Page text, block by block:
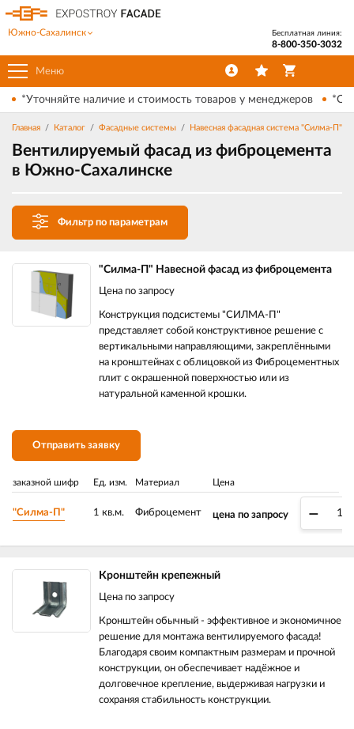
Меню
Южно-Сахалинск Бесплатная линия:
8-800-350-3032
*Уточняйте наличие и стоимость товаров у менеджеров
Главная Каталог Фасадные системы Навесная фасадная система "Силма-П"
Вентилируемый фасад из фиброцемента
в Южно-Сахалинске
Фильтр по параметрам
"Силма-П" Навесной фасад из фиброцемента
Цена по запросу
Конструкция подсистемы "СИЛМА-П"
представляет собой конструктивное решение с
вертикальными направляющими, закреплёнными
на кронштейнах с облицовкой из Фиброцементных
плит с окрашенной поверхностью или из
натуральной каменной крошки.
Отправить заявку
заказной шифр Ед. изм. Материал Цена
"Силма-П" 1 кв.м. Фиброцемент цена по запросу –
Кронштейн крепежный
Цена по запросу
Кронштейн обычный - эффективное и экономичное
решение для монтажа вентилируемого фасада!
Благодаря своим компактным размерам и прочной
конструкции, он обеспечивает надёжное и
долговечное крепление, выдерживая нагрузки и
сохраняя стабильность конструкции.